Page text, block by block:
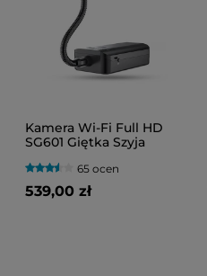
Kamera Wi-Fi Full HD
SG601 Giętka Szyja
żywo )
65 ocen
539,00 zł